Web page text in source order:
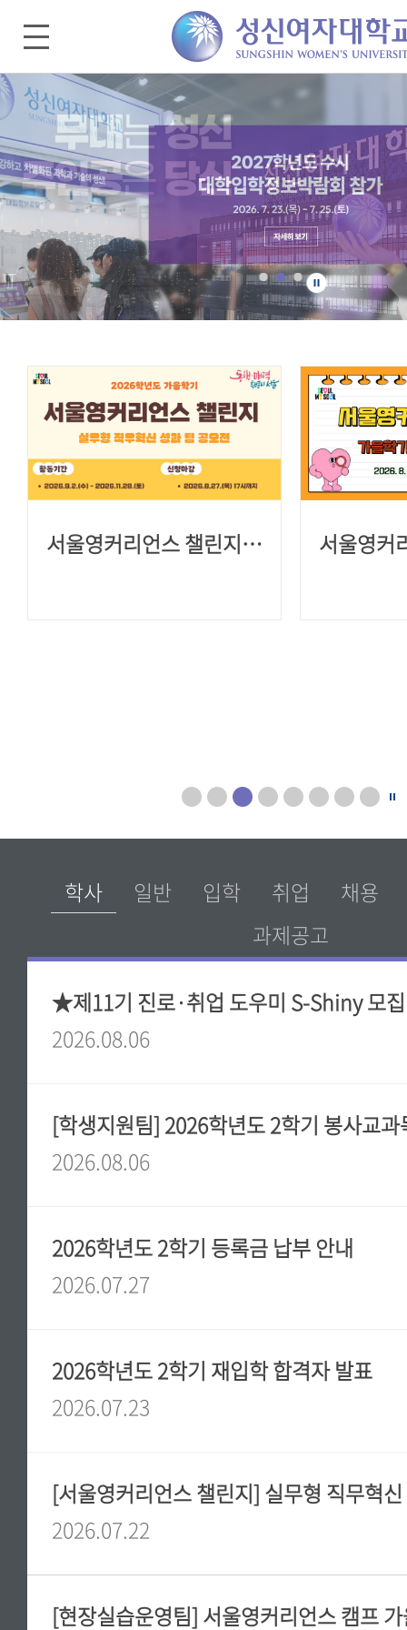
[대외협력홍보팀] 2026 광고이미지 메인비주얼
서울영커리언스 챌린지(가을학기) 참여자 모집
★제11기 진로·취업 도우미 S-Shiny 모
2026.08.06
2026.08.06
2026학년도 2학기 등록금 납부 안내
2026.07.27
2026학년도 2학기 재입학 합격자 발표
2026.07.23
2026.07.22